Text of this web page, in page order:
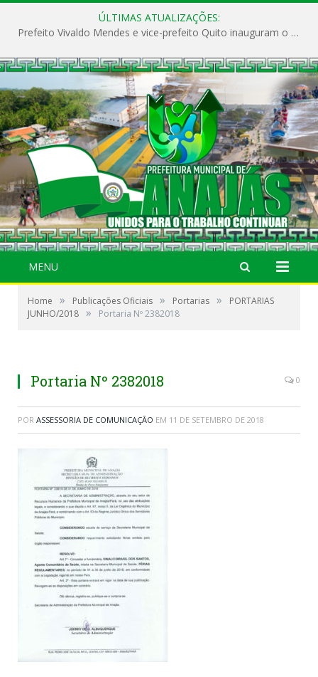
ÚLTIMAS ATUALIZAÇÕES:
Prefeito Vivaldo Mendes e vice-prefeito Quito inauguram o CAPS e fortalecem a saúde pública em Anajás.
MENU
Home » Publicações Oficiais » Portarias »
PORTARIAS
JUNHO/2018 » Portaria Nº 2382018
Portaria Nº 2382018 0
POR ASSESSORIA DE COMUNICAÇÃO EM 11 DE SETEMBRO DE 2018